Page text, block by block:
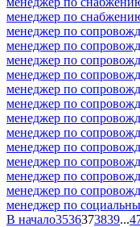
менеджер по
менеджер по
менеджер по
менеджер по
менеджер по
менеджер по
менеджер по
менеджер по
менеджер по
менеджер по
менеджер по
менеджер по
менеджер по
менеджер по
В начало3536373839...